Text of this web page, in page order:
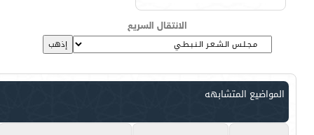
الانتقال السريع
المواضيع المتشابهه